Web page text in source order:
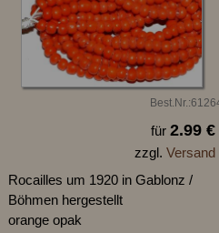
für 2.99 €
zzgl. Versand
Rocailles um 1920 in Gablonz /
Böhmen hergestellt
orange opak